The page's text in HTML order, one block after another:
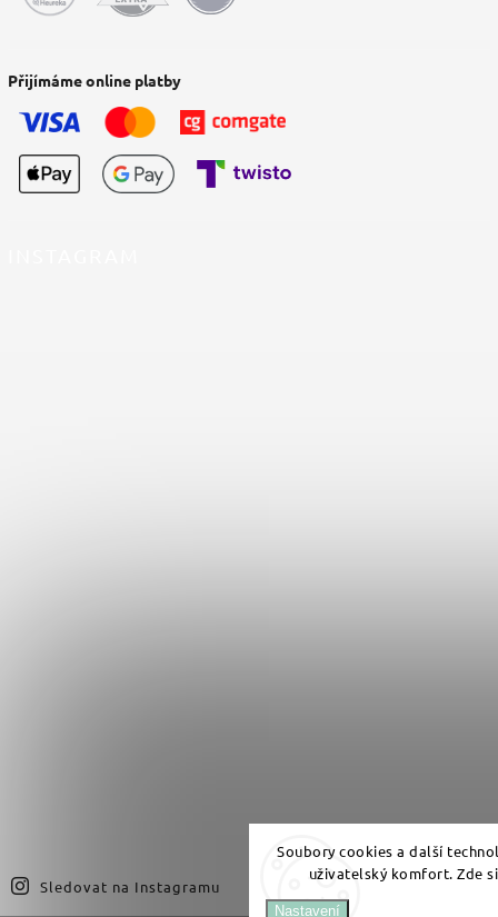
Soubory cookies a další
uživatelský komfort. Zde
Nastavení
Přijímáme online platby
Sledovat na Instagramu